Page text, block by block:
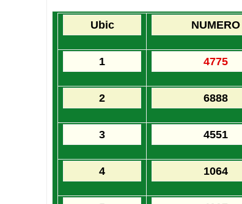
Ubic NUMERO
1 4775
2 6888
3 4551
4 1064